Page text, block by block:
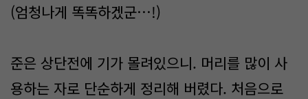
(엄청나게 똑똑하겠군…!)
준은 상단전에 기가 몰려있으니. 머리를 많이 사
용하는 자로 단순하게 정리해 버렸다. 처음으로